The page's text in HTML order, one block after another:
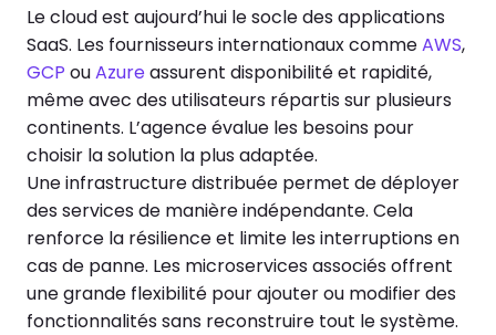
Le cloud est aujourd’hui le socle des applications
SaaS. Les fournisseurs internationaux commeAWS,
GCP ouAzureassurent disponibilité et rapidité,
même avec des utilisateurs répartis sur plusieurs
continents. L’agence évalue les besoins pour
choisir la solution la plus adaptée.
Une infrastructure distribuée permet de déployer
des services de manière indépendante. Cela
renforce la résilience et limite les interruptions en
cas de panne. Les microservices associés offrent
une grande flexibilité pour ajouter ou modifier des
fonctionnalités sans reconstruire tout le système.